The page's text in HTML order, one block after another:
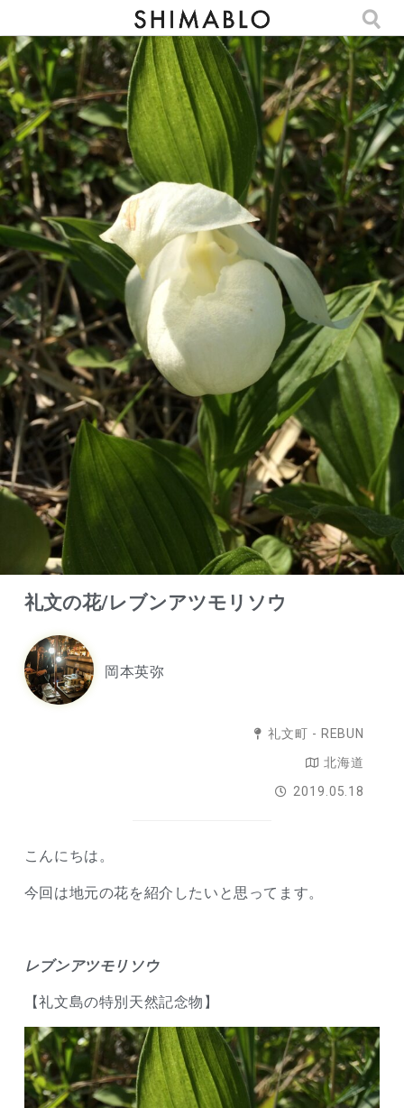
礼文の花/レブンアツモリソウ
岡本英弥
礼文町 - REBUN
北海道
2019.05.18
こんにちは。
今回は地元の花を紹介したいと思ってます。
レブンアツモリソウ
【礼文島の特別天然記念物】